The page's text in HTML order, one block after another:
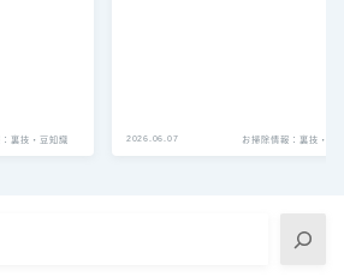
裏技・豆知識 2026.06.07 お掃除情報：裏技・豆